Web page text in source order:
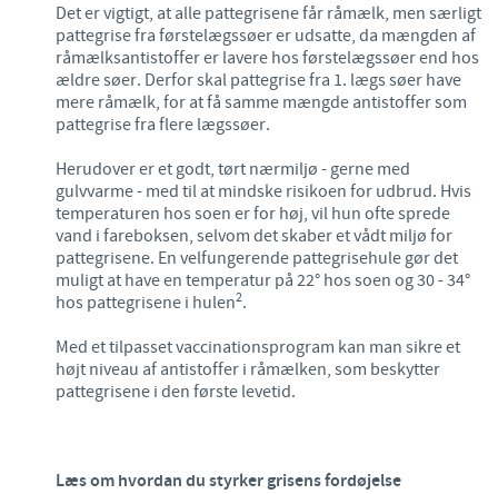
Det er vigtigt, at alle pattegrisene får råmælk, men særligt
pattegrise fra førstelægssøer er udsatte, da mængden af
råmælksantistoffer er lavere hos førstelægssøer end hos
ældre søer. Derfor skal pattegrise fra 1. lægs søer have
mere råmælk, for at få samme mængde antistoffer som
pattegrise fra flere lægssøer.
Herudover er et godt, tørt nærmiljø - gerne med
gulvvarme - med til at mindske risikoen for udbrud. Hvis
temperaturen hos soen er for høj, vil hun ofte sprede
vand i fareboksen, selvom det skaber et vådt miljø for
pattegrisene. En velfungerende pattegrisehule gør det
muligt at have en temperatur på 22° hos soen og 30 - 34°
hos pattegrisene i hulen2.
Med et tilpasset vaccinationsprogram kan man sikre et
højt niveau af antistoffer i råmælken, som beskytter
pattegrisene i den første levetid.
Læs om hvordan du styrker grisens fordøjelse